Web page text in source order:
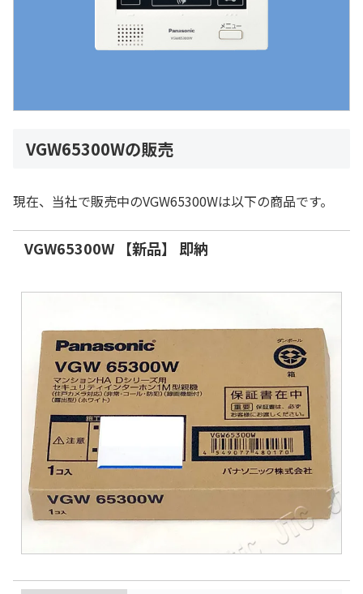
VGW65300Wの販売
現在、当社で販売中のVGW65300Wは以下の商品です。
VGW65300W 【新品】 即納